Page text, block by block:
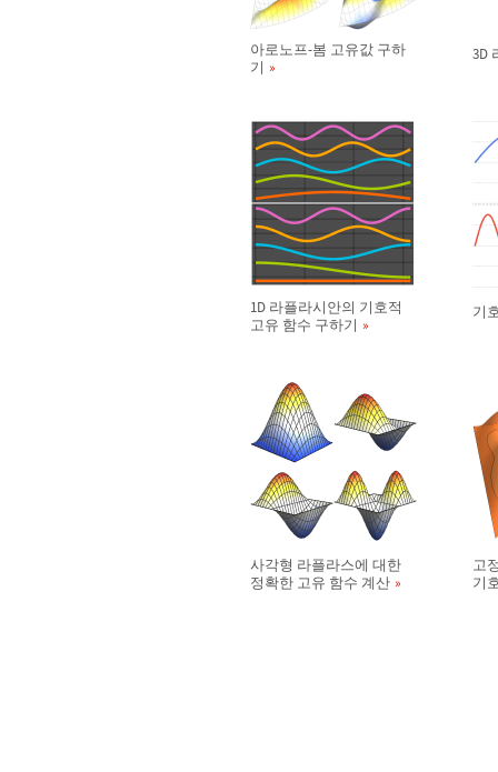
아로노프-봄 고유값 구하
기
3D
1D 라플라시안의 기호적
고유 함수 구하기
기
사각형 라플라스에 대한
정확한 고유 함수 계산
고
기